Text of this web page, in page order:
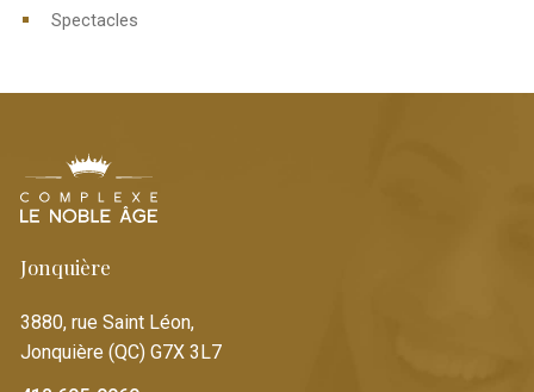
Spectacles
Jonquière
3880, rue Saint Léon,
Jonquière (QC) G7X 3L7